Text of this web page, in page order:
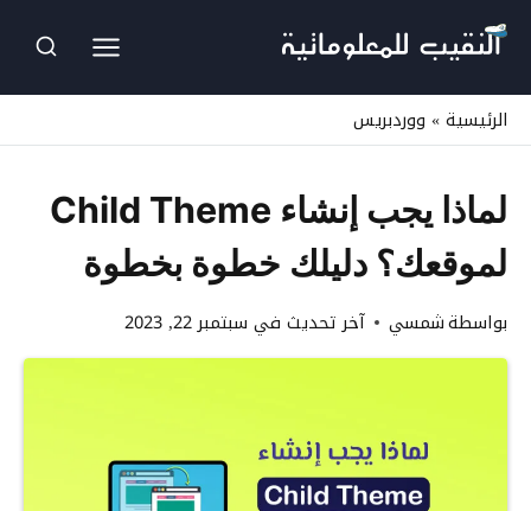
التجاوز
المحتوى
الرئيسية» ووردبريس
لماذا يجب إنشاء Child Theme
لموقعك؟ دليلك خطوة بخطوة
بواسطةشمسي آخر تحديث في سبتمبر 22, 2023